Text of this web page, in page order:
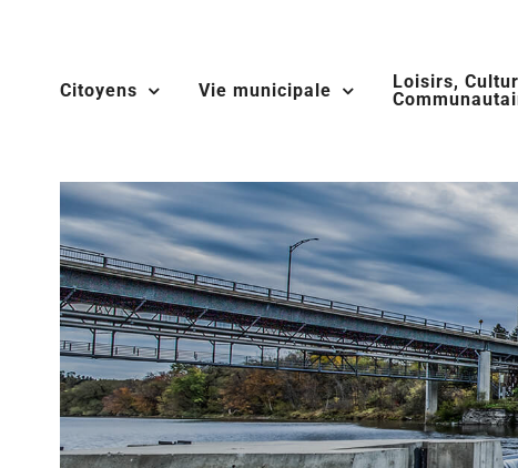
contentCitoyens Vie municipale
Loisirs,